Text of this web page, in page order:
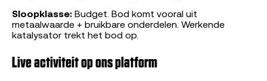
Sloopklasse: Budget. Bod komt vooral uit
metaalwaarde + bruikbare onderdelen. Werkende
katalysator trekt het bod op.
Live activiteit op ons platform